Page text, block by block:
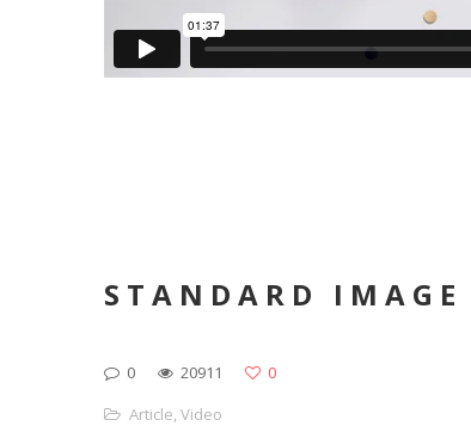
STANDARD IMAGE
0 20911
0
Article, Video